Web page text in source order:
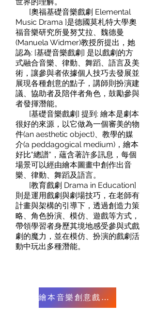
[奧福基礎音樂戲劇 Elemental
Music Drama ]是德國莫札特大學奧
福音樂研究所曼努艾拉、魏德曼
(Manuela Widmer)教授所提出，她
認為: [基礎音樂戲劇] 是以戲劇的方
式融合音樂、律動、舞蹈、語言及美
術，讓參與者依據個人技巧去發展並
展現各種創意的點子，講師則扮演建
議、協助者及陪伴者角色，鼓勵參與
者發揮潛能。
[基礎音樂戲劇] 提到: 繪本是劇本
很好的來源，以它做為一個審美的物
件(an aesthetic object)、教學的媒
介(a peddagogical medium)，繪本
好比"總譜"，蘊含著許多訊息，每個
場景可以經由繪本圖畫中創作出音
樂、律動、舞蹈及語言。
[教育戲劇 Drama in Education]
則是運用戲劇與劇場技巧，在老師有
計畫與架構的引導下，透過創造力策
略、角色扮演、模仿、遊戲等方式，
帶領學習者身歷其境地感受參與式戲
劇的魔力，並在模仿、扮演的戲劇活
動中玩出多種潛能。
繪本音樂創意戲劇課程系統